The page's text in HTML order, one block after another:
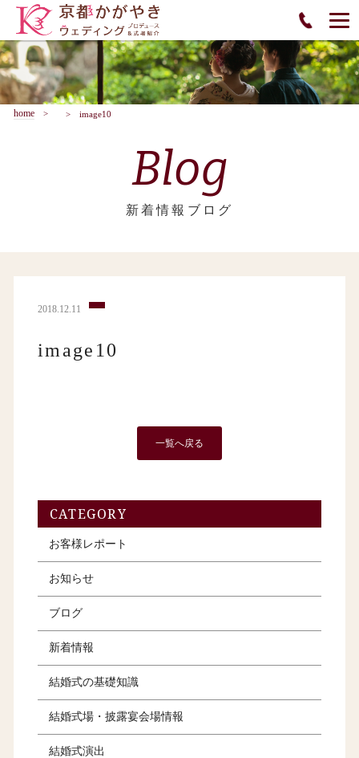
home image10
Blog
新着情報ブログ
2018.12.11
image10
一覧へ戻る
CATEGORY
お客様レポート
お知らせ
ブログ
新着情報
結婚式の基礎知識
結婚式場・披露宴会場情報
結婚式演出